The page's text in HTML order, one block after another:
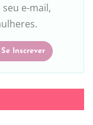
e-mail,
Se Inscrever